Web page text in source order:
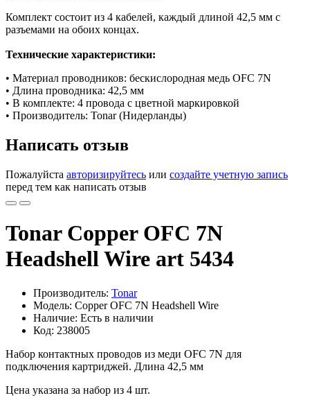
Комплект состоит из 4 кабелей, каждый длиной 42,5 мм с
разъемами на обоих концах.
Технические характеристики:
• Материал проводников: бескислородная медь OFC 7N
• Длина проводника: 42,5 мм
• В комплекте: 4 провода с цветной маркировкой
• Производитель: Tonar (Нидерланды)
Написать отзыв
Пожалуйста авторизируйтесь или создайте учетную запись
перед тем как написать отзыв
Tonar Copper OFC 7N
Headshell Wire art 5434
Производитель: Tonar
Модель: Copper OFC 7N Headshell Wire
Наличие: Есть в наличии
Код: 238005
Набор контактных проводов из меди OFC 7N для
подключения картриджей. Длина 42,5 мм
Цена указана за набор из 4 шт.